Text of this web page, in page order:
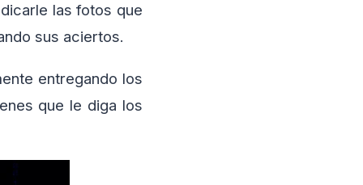
las fotos que
sus aciertos.
entregando los
que le diga los